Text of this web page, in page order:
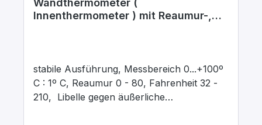
Wandthermometer (
Innenthermometer ) mit Reaumur-,
stabile Ausführung, Messbereich 0...+100º
C : 1º C, Reaumur 0 - 80, Fahrenheit 32 -
210, Libelle gegen äußerliche